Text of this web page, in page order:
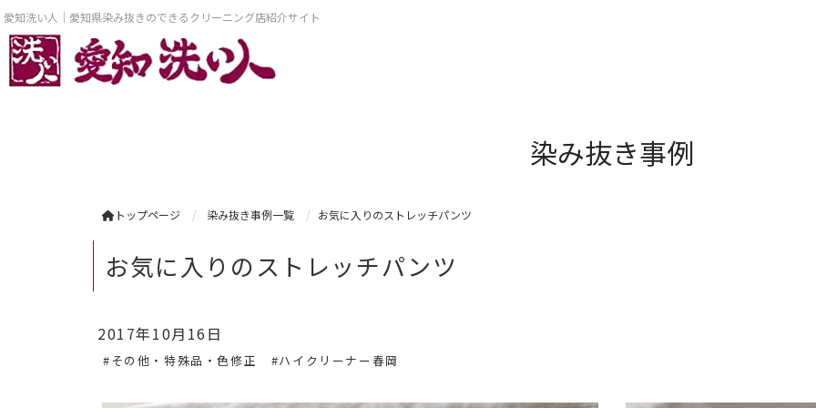
愛知洗い人｜愛知県染み抜きのできるクリーニング店紹介サイト
染み抜き事例
トップページ 染み抜き事例一覧 お気に入りのストレッチパンツ
お気に入りのストレッチパンツ
2017年10月16日
#その他・特殊品・色修正 #ハイクリーナー春岡